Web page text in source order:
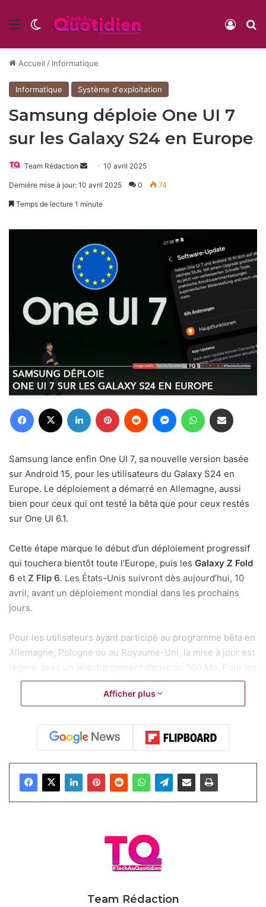
Menu Switch skin
Accueil / Informatique
Informatique Système d'exploitation
Samsung déploie One UI 7
sur les Galaxy S24 en Europe
Team Rédaction
Envoyer10 avril 2025
Dernière mise à jour: 10 avril 2025 0 74
Temps de lecture 1 minute
Facebook Linkedin Pinterest Reddit MessengerWhatsApp
Samsung lance enfin One UI 7, sa nouvelle version basée
sur Android 15, pour les utilisateurs du Galaxy S24 en
Europe. Le déploiement a démarré en Allemagne, aussi
bien pour ceux qui ont testé la bêta que pour ceux restés
sur One UI 6.1.
Cette étape marque le début d’un déploiement progressif
qui touchera bientôt toute l’Europe, puis les Galaxy Z Fold
6 et Z Flip 6. Les États-Unis suivront dès aujourd’hui, 10
avril, avant un déploiement mondial dans les prochains
jours.
Pour les utilisateurs ayant participé au programme bêta en
Allemagne, Pologne ou au Royaume-Uni, la mise à jour est
légère, avec un téléchargement d’environ 500 Mo. Pour les
autres, qui passent directement de One UI 6.1, elle est bien
plus conséquente, on parle de plus de 5 Go. Un volume qui
Articles similaires
précommandes battent tous les
Samsung déploie une importante mise
à jour de sécurité sur plus de 40
smartphones Galaxy
Afficher plus
Team Rédaction